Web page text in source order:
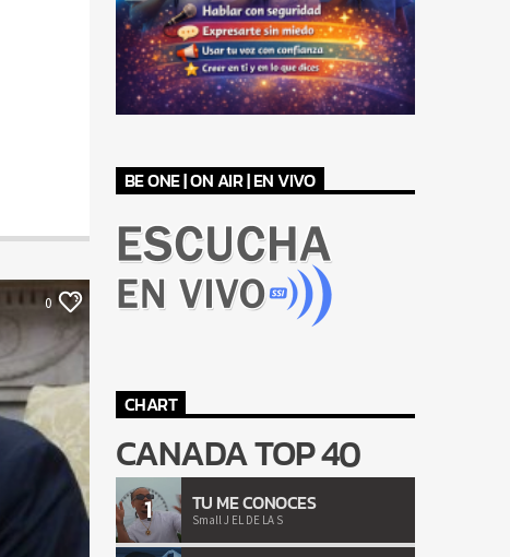
0
BE ONE | ON AIR | EN VIVO
CHART
CANADA TOP 40
1 TU ME CONOCES
Small J EL DE LA S